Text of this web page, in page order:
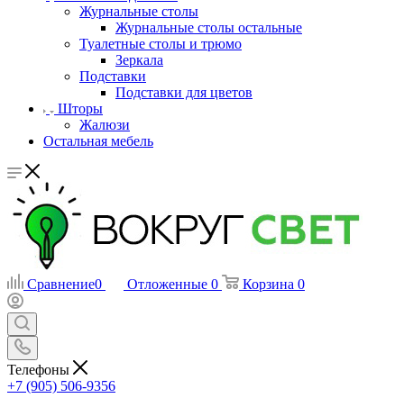
Журнальные столы
Журнальные столы остальные
Туалетные столы и трюмо
Зеркала
Подставки
Подставки для цветов
Шторы
Жалюзи
Остальная мебель
Сравнение0 Отложенные 0 Корзина 0
Телефоны
+7 (905) 506-9356